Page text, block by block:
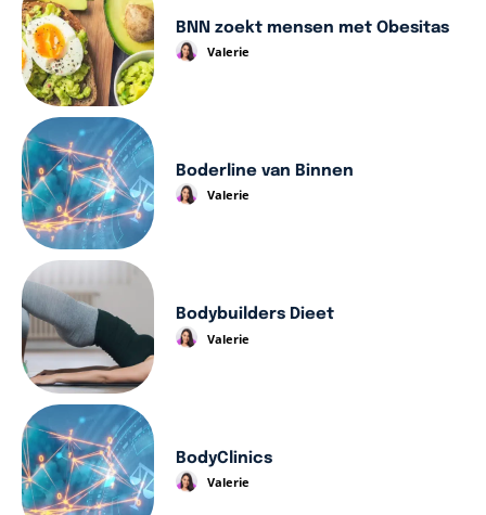
BNN zoekt mensen met Obesitas
Valerie
Boderline van Binnen
Valerie
Bodybuilders Dieet
Valerie
BodyClinics
Valerie